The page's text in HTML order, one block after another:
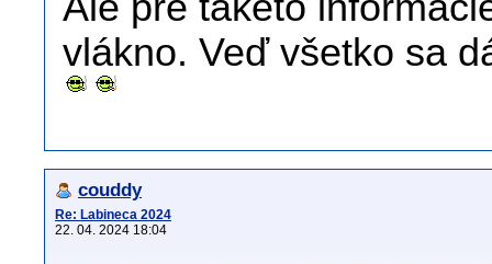
vlákno. Veď všetko sa
couddy
Re: Labineca 2024
22. 04. 2024 18:04